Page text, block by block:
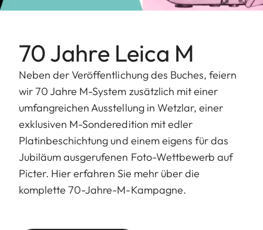
70 Jahre Leica M
Neben der Veröffentlichung des Buches, feiern
wir 70 Jahre M-System zusätzlich mit einer
umfangreichen Ausstellung in Wetzlar, einer
exklusiven M-Sonderedition mit edler
Platinbeschichtung und einem eigens für das
Jubiläum ausgerufenen Foto-Wettbewerb auf
Picter. Hier erfahren Sie mehr über die
komplette 70-Jahre-M-Kampagne.